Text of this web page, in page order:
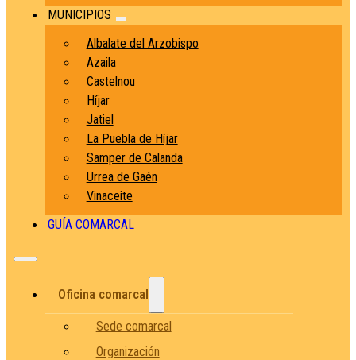
MUNICIPIOS
Albalate del Arzobispo
Azaila
Castelnou
Híjar
Jatiel
La Puebla de Híjar
Samper de Calanda
Urrea de Gaén
Vinaceite
GUÍA COMARCAL
Oficina comarcal
Sede comarcal
Organización